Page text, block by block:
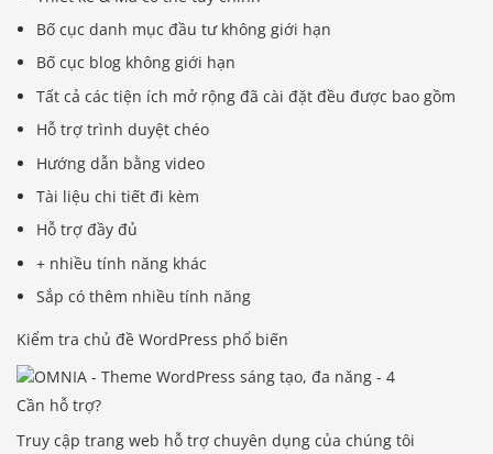
Bố cục danh mục đầu tư không giới hạn
Bố cục blog không giới hạn
Tất cả các tiện ích mở rộng đã cài đặt đều được bao gồm
Hỗ trợ trình duyệt chéo
Hướng dẫn bằng video
Tài liệu chi tiết đi kèm
Hỗ trợ đầy đủ
+ nhiều tính năng khác
Sắp có thêm nhiều tính năng
Kiểm tra chủ đề WordPress phổ biến
Cần hỗ trợ?
Truy cập trang web hỗ trợ chuyên dụng của chúng tôi